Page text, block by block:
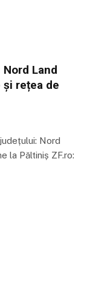
Land
rețea de
Nord
la Păltiniș ZF.ro: